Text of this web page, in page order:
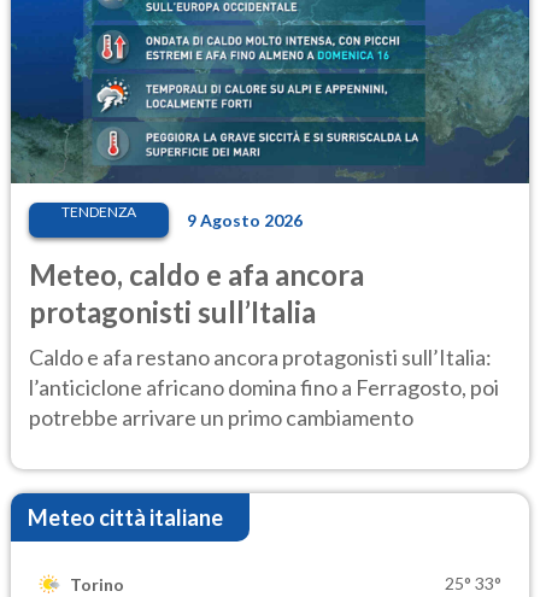
TENDENZA 9 Agosto 2026
Meteo, caldo e afa ancora
protagonisti sull’Italia
Caldo e afa restano ancora protagonisti sull’Italia:
l’anticiclone africano domina fino a Ferragosto, poi
potrebbe arrivare un primo cambiamento
Meteo città italiane
Torino 25° 33°